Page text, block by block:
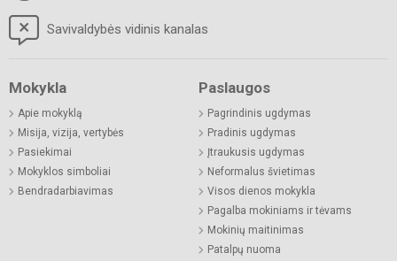
Savivaldybės vidinis kanalas
Mokykla
Apie mokyklą
Misija, vizija, vertybės
Pasiekimai
Mokyklos simboliai
Bendradarbiavimas
Paslaugos
Pagrindinis ugdymas
Pradinis ugdymas
Įtraukusis ugdymas
Neformalus švietimas
Visos dienos mokykla
Pagalba mokiniams ir tėvams
Mokinių maitinimas
Patalpų nuoma